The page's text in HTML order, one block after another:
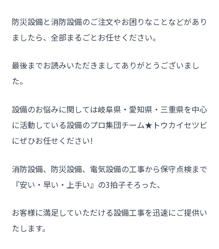
防災設備と消防設備のご注文やお困りなことなどがあり
ましたら、全部まるごとお任せください。
最後までお読みいただきましてありがとうございまし
た。
設備のお悩みに関しては岐阜県・愛知県・三重県を中心
に活動している設備のプロ集団チーム★トウカイセツビ
にぜひお任せください!
消防設備、防災設備、電気設備の工事から保守点検まで
『安い・早い・上手い』の3拍子そろった、
お客様に満足していただける設備工事を迅速にご提供い
たします。